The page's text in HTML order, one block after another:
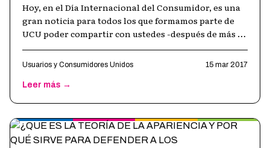
Hoy, en el Día Internacional del Consumidor, es una
gran noticia para todos los que formamos parte de
UCU poder compartir con ustedes -después de más de
Usuarios y Consumidores Unidos 15 mar 2017
Leer más →